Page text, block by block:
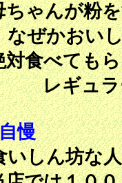
ちゃんが粉
なぜかおい
対食べて
ラー１
慢
いしん坊な